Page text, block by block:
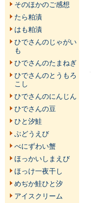
そのほかのご感想
たら粕漬
はも粕漬
ひでさんのじゃがい
も
ひでさんのたまねぎ
ひでさんのとうもろ
こし
ひでさんのにんじん
ひでさんの豆
ひと汐鮭
ぶどうえび
べにずわい蟹
ほっかいしまえび
ほっけ一夜干し
めぢか鮭ひと汐
アイスクリーム